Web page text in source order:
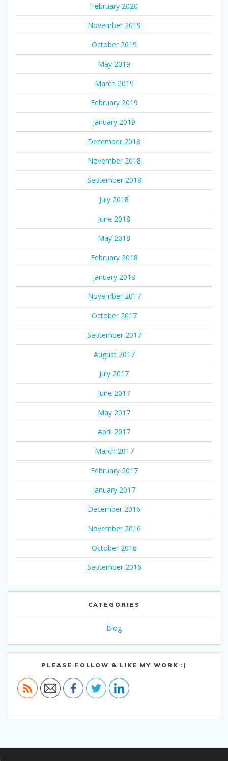
February 2020
November 2019
October 2019
May 2019
March 2019
February 2019
January 2019
December 2018
November 2018
September 2018
July 2018
June 2018
May 2018
February 2018
January 2018
November 2017
October 2017
September 2017
August 2017
July 2017
June 2017
May 2017
April 2017
March 2017
February 2017
January 2017
December 2016
November 2016
October 2016
September 2016
CATEGORIES
Blog
PLEASE FOLLOW & LIKE MY WORK :)